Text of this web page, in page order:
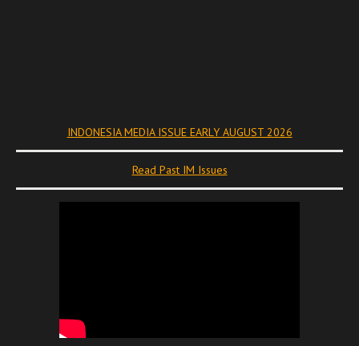
INDONESIA MEDIA ISSUE EARLY AUGUST 2026
Read Past IM Issues